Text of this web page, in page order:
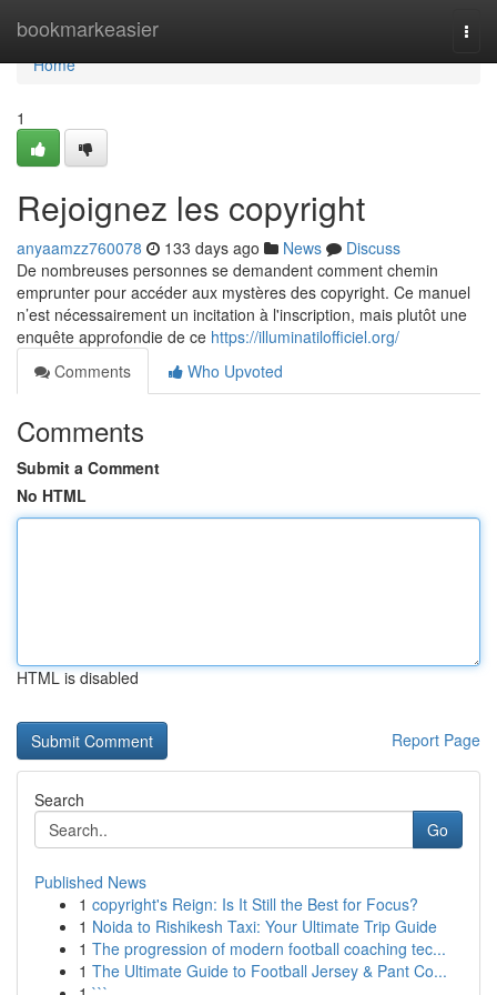
bookmarkeasier
Home
Home
1
Rejoignez les copyright
anyaamzz760078 133 days ago News
Discuss
De nombreuses personnes se demandent comment chemin
emprunter pour accéder aux mystères des copyright. Ce manuel
n’est nécessairement un incitation à l'inscription, mais plutôt une
enquête approfondie de ce https://illuminatilofficiel.org/
Comments
Who Upvoted
Comments
Submit a Comment
No HTML
HTML is disabled
Report Page
Search
Go
Published News
1 copyright's Reign: Is It Still the Best for Focus?
1 Noida to Rishikesh Taxi: Your Ultimate Trip Guide
1 The progression of modern football coaching tec...
1 The Ultimate Guide to Football Jersey & Pant Co...